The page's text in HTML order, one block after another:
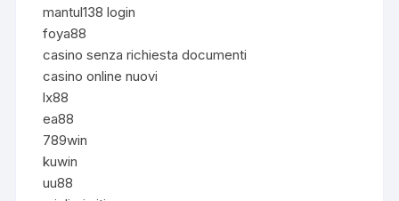
mantul138 login
foya88
casino senza richiesta documenti
casino online nuovi
lx88
ea88
789win
kuwin
uu88